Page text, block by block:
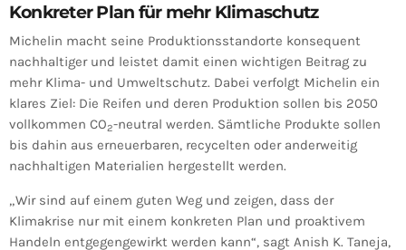
Konkreter Plan für mehr Klimaschutz
Michelin macht seine Produktionsstandorte konsequent
nachhaltiger und leistet damit einen wichtigen Beitrag zu
mehr Klima- und Umweltschutz. Dabei verfolgt Michelin ein
klares Ziel: Die Reifen und deren Produktion sollen bis 2050
vollkommen CO2-neutral werden. Sämtliche Produkte sollen
bis dahin aus erneuerbaren, recycelten oder anderweitig
nachhaltigen Materialien hergestellt werden.
„Wir sind auf einem guten Weg und zeigen, dass der
Klimakrise nur mit einem konkreten Plan und proaktivem
Handeln entgegengewirkt werden kann“, sagt Anish K. Taneja,